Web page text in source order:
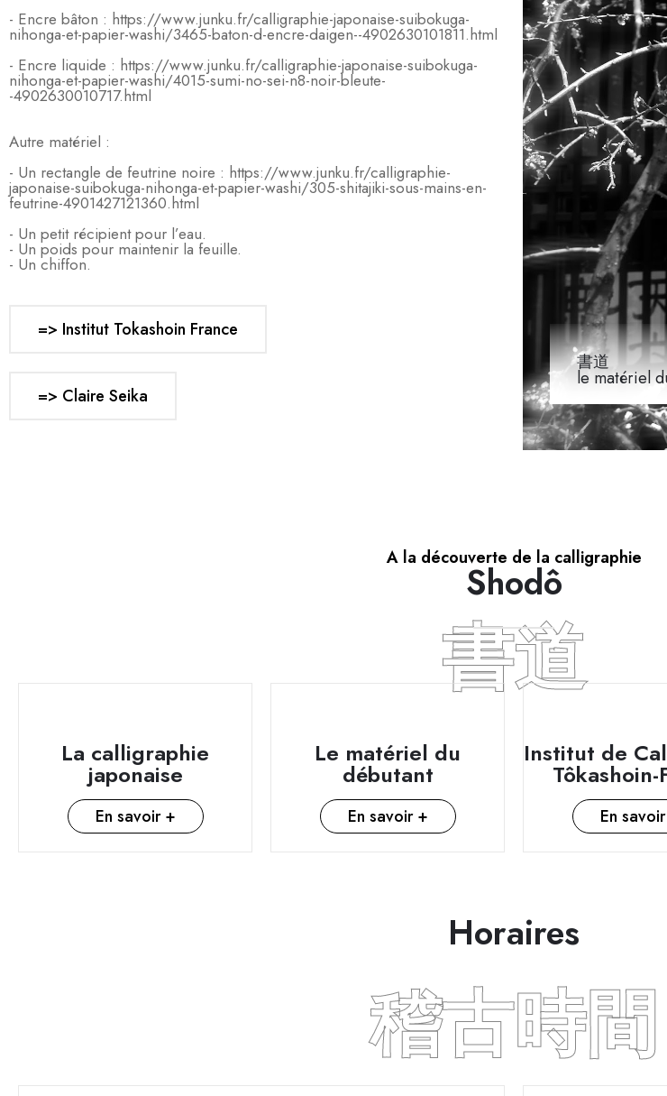
- Encre bâton : https://www.junku.fr/calligraphie-japonaise-suibokuga-
nihonga-et-papier-washi/3465-baton-d-encre-daigen--4902630101811.html
- Encre liquide : https://www.junku.fr/calligraphie-japonaise-suibokuga-
nihonga-et-papier-washi/4015-sumi-no-sei-n8-noir-bleute-
-4902630010717.html
Autre matériel :
- Un rectangle de feutrine noire : https://www.junku.fr/calligraphie-
japonaise-suibokuga-nihonga-et-papier-washi/305-shitajiki-sous-mains-en-
feutrine-4901427121360.html
- Un petit récipient pour l’eau.
- Un poids pour maintenir la feuille.
- Un chiffon.
=> Institut Tokashoin France
=> Claire Seika
書道
le matériel
A la découverte de la calligraphie
Shodô
書道
La calligraphie
japonaise
En savoir +
Le matériel du
débutant
En savoir +
Institut de
Tôkashoin-
En
Horaires
稽古時間